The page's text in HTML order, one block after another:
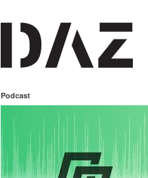
Podcast